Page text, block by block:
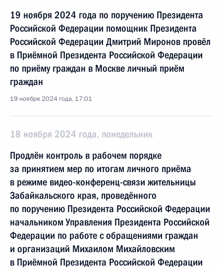
19 ноября 2024 года по поручению Президента
Российской Федерации помощник Президента
Российской Федерации Дмитрий Миронов провёл
в Приёмной Президента Российской Федерации
по приёму граждан в Москве личный приём
граждан
19 ноября 2024 года, 17:01
18 ноября 2024 года, понедельник
Продлён контроль в рабочем порядке
за принятием мер по итогам личного приёма
в режиме видео-конференц-связи жительницы
Забайкальского края, проведённого
по поручению Президента Российской Федерации
начальником Управления Президента Российской
Федерации по работе с обращениями граждан
и организаций Михаилом Михайловским
в Приёмной Президента Российской Федерации